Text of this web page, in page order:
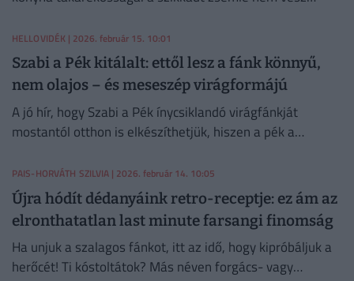
kész a különleges fogás!
HELLOVIDÉK | 2026. február 15. 10:01
Szabi a Pék kitálalt: ettől lesz a fánk könnyű,
nem olajos – és meseszép virágformájú
A jó hír, hogy Szabi a Pék ínycsiklandó virágfánkját
mostantól otthon is elkészíthetjük, hiszen a pék a
trükköt is megosztott.
PAIS-HORVÁTH SZILVIA | 2026. február 14. 10:05
Újra hódít dédanyáink retro-receptje: ez ám az
elronthatatlan last minute farsangi finomság
Ha unjuk a szalagos fánkot, itt az idő, hogy kipróbáljuk a
herőcét! Ti kóstoltátok? Más néven forgács- vagy